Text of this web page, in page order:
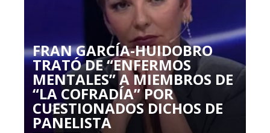
FRAN GARCÍA-HUIDOBRO
TRATÓ DE “ENFERMOS
MENTALES” A MIEMBROS DE
“LA COFRADÍA” POR
CUESTIONADOS DICHOS DE
PANELISTA